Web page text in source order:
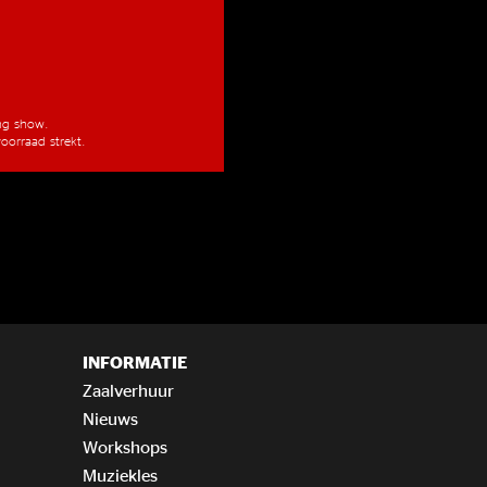
show.
strekt.
INFORMATIE
Zaalverhuur
Nieuws
Workshops
Muziekles